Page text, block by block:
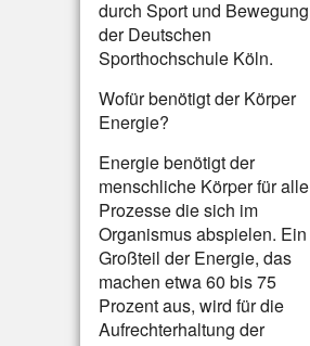
durch Sport und Bewegung
der Deutschen
Sporthochschule Köln.
Wofür benötigt der Körper
Energie?
Energie benötigt der
menschliche Körper für alle
Prozesse die sich im
Organismus abspielen. Ein
Großteil der Energie, das
machen etwa 60 bis 75
Prozent aus, wird für die
Aufrechterhaltung der